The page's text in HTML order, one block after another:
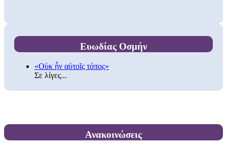
Ευωδίας Οσμήν
«Οὐκ ἦν αὐτοῖς τόπος»
Σε λίγες...
Ανακοινώσεις